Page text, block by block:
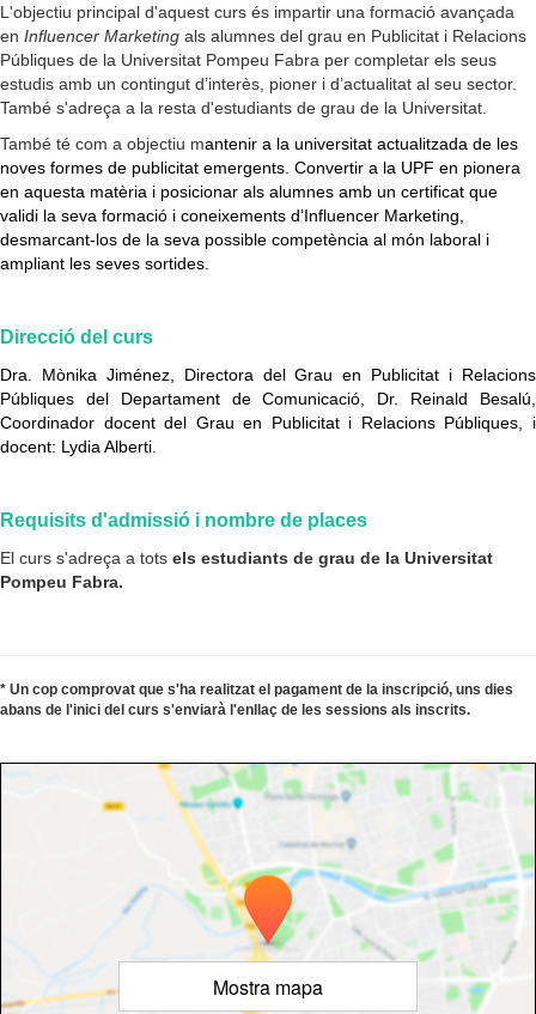
L'objectiu principal d'aquest curs és impartir una formació avançada
en Influencer Marketing als alumnes del grau en Publicitat i Relacions
Públiques de la Universitat Pompeu Fabra per completar els seus
estudis amb un contingut d’interès, pioner i d’actualitat al seu sector.
També s'adreça a la resta d'estudiants de grau de la Universitat.
També té com a objectiu mantenir a la universitat actualitzada de les
noves formes de publicitat emergents. Convertir a la UPF en pionera
en aquesta matèria i posicionar als alumnes amb un certificat que
validi la seva formació i coneixements d’Influencer Marketing,
desmarcant-los de la seva possible competència al món laboral i
ampliant les seves sortides.
Direcció del curs
Dra. Mònika Jiménez, Directora del Grau en Publicitat i Relacions
Públiques del Departament de Comunicació, Dr. Reinald Besalú,
Coordinador docent del Grau en Publicitat i Relacions Públiques, i
docent: Lydia Alberti.
Requisits d'admissió i nombre de places
El curs s'adreça a tots els estudiants de grau de la Universitat
Pompeu Fabra.
* Un cop comprovat que s'ha realitzat el pagament de la inscripció, uns dies
abans de l'inici del curs s'enviarà l'enllaç de les sessions als inscrits.
Mostra mapa